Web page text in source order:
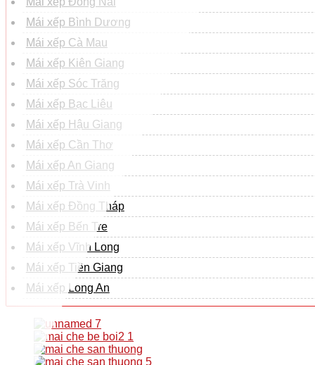
Mái xếp Bình Dương
Mái xếp Cà Mau
Mái xếp Kiên Giang
Mái xếp Sóc Trăng
Mái xếp Bạc Liêu
Mái xếp Hậu Giang
Mái xếp Cần Thơ
Mái xếp An Giang
Mái xếp Trà Vinh
Mái xếp Đồng Tháp
Mái xếp Bến Tre
Mái xếp Vĩnh Long
Mái xếp Tiền Giang
Mái xếp Long An